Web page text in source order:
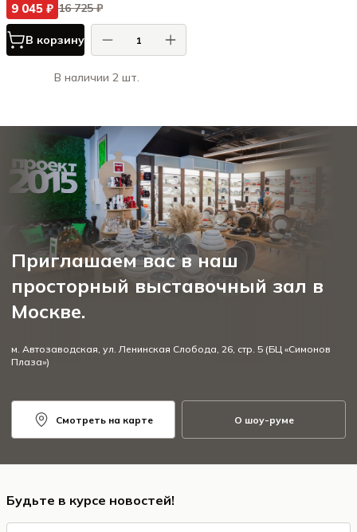
9 045 ₽ 16 725 ₽
В корзину
В наличии 2 шт.
Приглашаем вас в наш
просторный выставочный зал в
Москве.
м. Автозаводская, ул. Ленинская Слобода, 26, стр. 5 (БЦ «Симонов
Плаза»)
Смотреть на карте О шоу-руме
Будьте в курсе новостей!